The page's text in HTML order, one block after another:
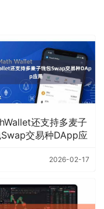
还支持多麦子
交易种DApp应
2026-02-17